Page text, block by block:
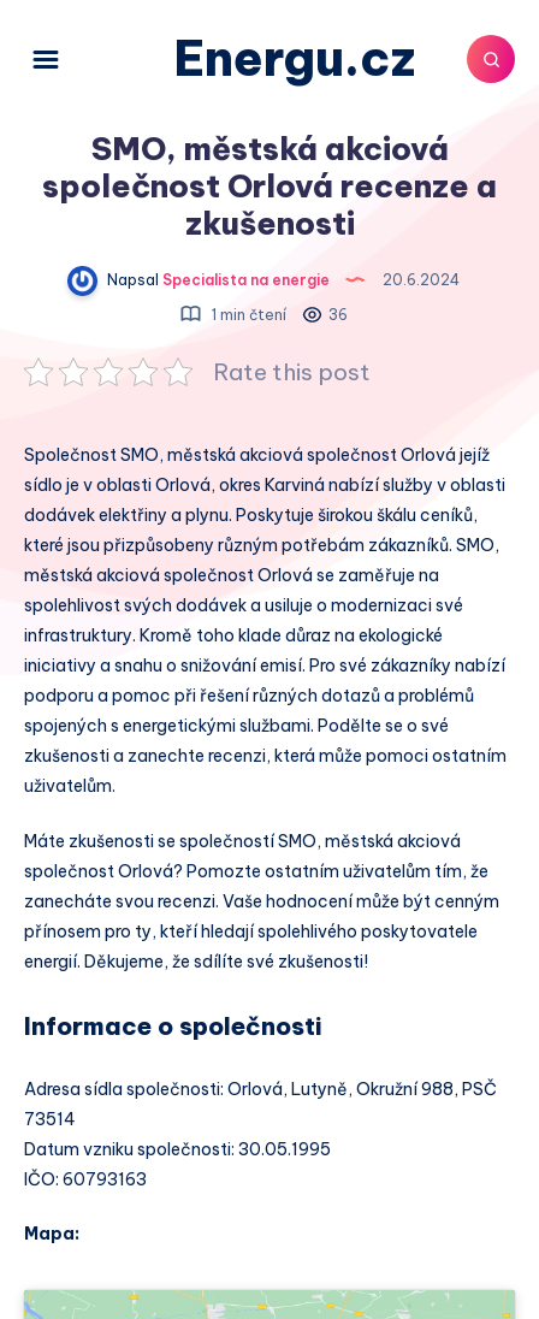
Energu.cz
SMO, městská akciová
společnost Orlová recenze a
zkušenosti
Napsal Specialista na energie
20.6.2024
1 min čtení
36
Rate this post
Společnost SMO, městská akciová společnost Orlová jejíž
sídlo je v oblasti Orlová, okres Karviná nabízí služby v oblasti
dodávek elektřiny a plynu. Poskytuje širokou škálu ceníků,
které jsou přizpůsobeny různým potřebám zákazníků. SMO,
městská akciová společnost Orlová se zaměřuje na
spolehlivost svých dodávek a usiluje o modernizaci své
infrastruktury. Kromě toho klade důraz na ekologické
iniciativy a snahu o snižování emisí. Pro své zákazníky nabízí
podporu a pomoc při řešení různých dotazů a problémů
spojených s energetickými službami. Podělte se o své
zkušenosti a zanechte recenzi, která může pomoci ostatním
uživatelům.
Máte zkušenosti se společností SMO, městská akciová
společnost Orlová? Pomozte ostatním uživatelům tím, že
zanecháte svou recenzi. Vaše hodnocení může být cenným
přínosem pro ty, kteří hledají spolehlivého poskytovatele
energií. Děkujeme, že sdílíte své zkušenosti!
Informace o společnosti
Adresa sídla společnosti: Orlová, Lutyně, Okružní 988, PSČ
73514
Datum vzniku společnosti: 30.05.1995
IČO: 60793163
Mapa: